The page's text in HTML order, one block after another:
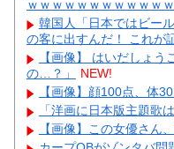
ｗｗｗｗｗｗｗｗｗｗｗ
韓国人「日本ではビー
の客に出すんだ！ これ
【画像】 はいだしょ
の…？」
NEW!
【画像】顔100点、体
「洋画に日本版主題歌
【画像】この女優さん